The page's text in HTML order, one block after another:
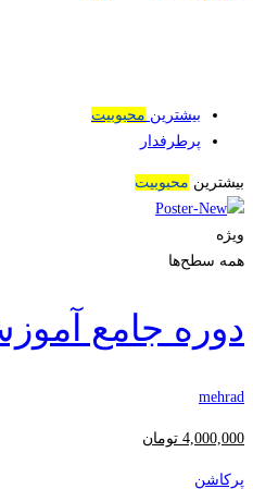
بیشترین محبوبیت
پرطرفدار
بیشترین محبوبیت
ویژه
همه سطح‌ها
دوره جامع
mehrad
4,000,000 تومان
پرکاشن